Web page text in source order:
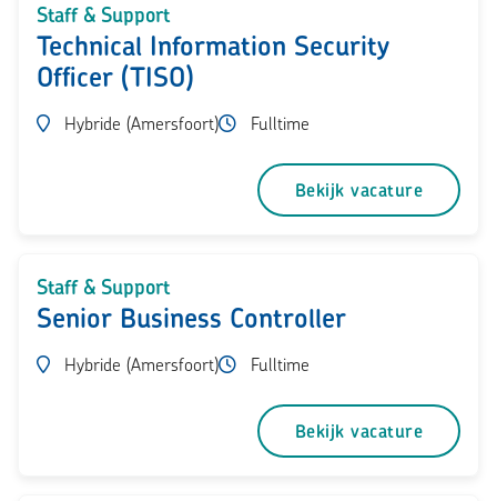
Staff & Support
Technical Information Security
Officer (TISO)
Hybride (Amersfoort) Fulltime
Bekijk vacature
Staff & Support
Senior Business Controller
Hybride (Amersfoort) Fulltime
Bekijk vacature